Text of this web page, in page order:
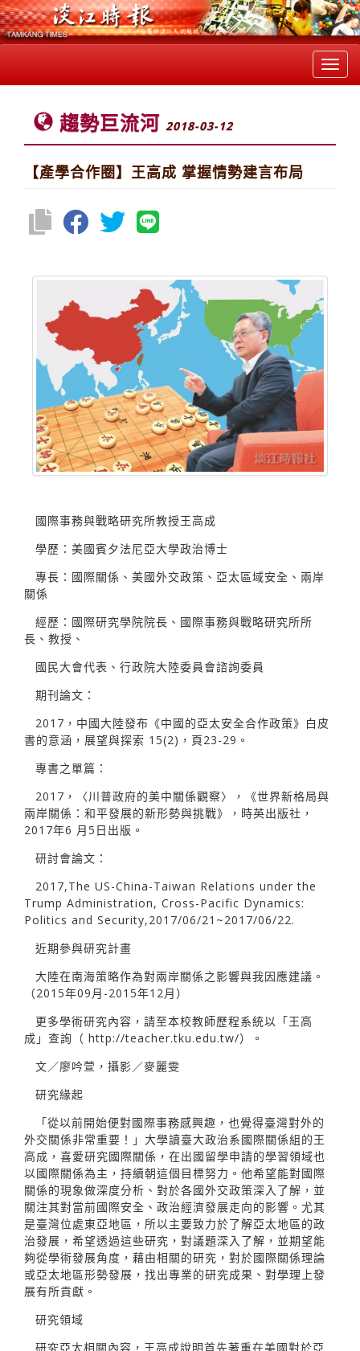
趨勢巨流河 2018-03-12
【產學合作圈】王高成 掌握情勢建言布局
國際事務與戰略研究所教授王高成
學歷：美國賓夕法尼亞大學政治博士
專長：國際關係、美國外交政策、亞太區域安全、兩岸
關係
經歷：國際研究學院院長、國際事務與戰略研究所所
長、教授、
國民大會代表、行政院大陸委員會諮詢委員
期刊論文：
2017，中國大陸發布《中國的亞太安全合作政策》白皮
書的意涵，展望與探索 15(2)，頁23-29。
專書之單篇：
2017，〈川普政府的美中關係觀察〉，《世界新格局與
兩岸關係：和平發展的新形勢與挑戰》，時英出版社，
2017年6 月5日出版。
研討會論文：
2017,The US-China-Taiwan Relations under the
Trump Administration, Cross-Pacific Dynamics:
Politics and Security,2017/06/21~2017/06/22.
近期參與研究計畫
大陸在南海策略作為對兩岸關係之影響與我因應建議。
（2015年09月-2015年12月）
更多學術研究內容，請至本校教師歷程系統以「王高
成」查詢（ http://teacher.tku.edu.tw/）。
文／廖吟萱，攝影／麥麗雯
研究緣起
「從以前開始便對國際事務感興趣，也覺得臺灣對外的
外交關係非常重要！」大學讀臺大政治系國際關係組的王
高成，喜愛研究國際關係，在出國留學申請的學習領域也
以國際關係為主，持續朝這個目標努力。他希望能對國際
關係的現象做深度分析、對於各國外交政策深入了解，並
關注其對當前國際安全、政治經濟發展走向的影響。尤其
是臺灣位處東亞地區，所以主要致力於了解亞太地區的政
治發展，希望透過這些研究，對議題深入了解，並期望能
夠從學術發展角度，藉由相關的研究，對於國際關係理論
或亞太地區形勢發展，找出專業的研究成果、對學理上發
展有所貢獻。
研究領域
研究亞太相關內容，王高成說明首先著重在美國對於亞